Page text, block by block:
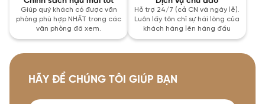
Giúp quý khách có được văn
phòng phù hợp NHẤT trong các
văn phòng đã xem.
Hỗ trợ 24/7 (cả CN và ngày lễ).
Luôn lấy tôn chỉ sự hài lòng của
khách hàng lên hàng đầu
HÃY ĐỂ CHÚNG TÔI GIÚP BẠN